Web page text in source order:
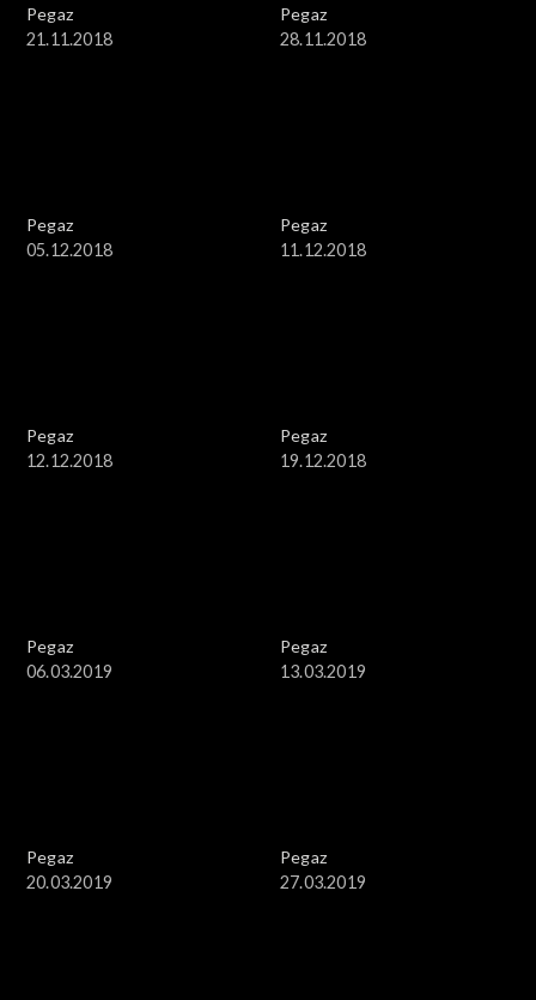
Pegaz
21.11.2018
Pegaz
28.11.2018
Pegaz
05.12.2018
Pegaz
11.12.2018
Pegaz
12.12.2018
Pegaz
19.12.2018
Pegaz
06.03.2019
Pegaz
13.03.2019
Pegaz
20.03.2019
Pegaz
27.03.2019